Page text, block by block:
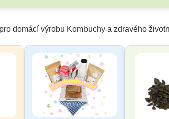
domácí výrobu Kombuchy a zdravého